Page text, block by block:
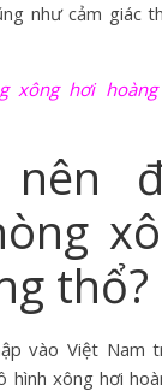
như cảm giác
xông hơi
nên
thổ?
vào Việt Nam
hình xông hơi